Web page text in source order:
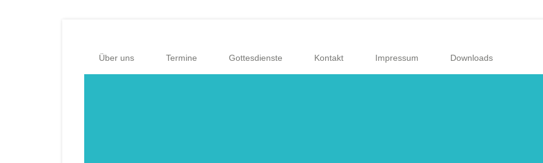
Über uns Termine Gottesdienste Kontakt Impressum Downloads